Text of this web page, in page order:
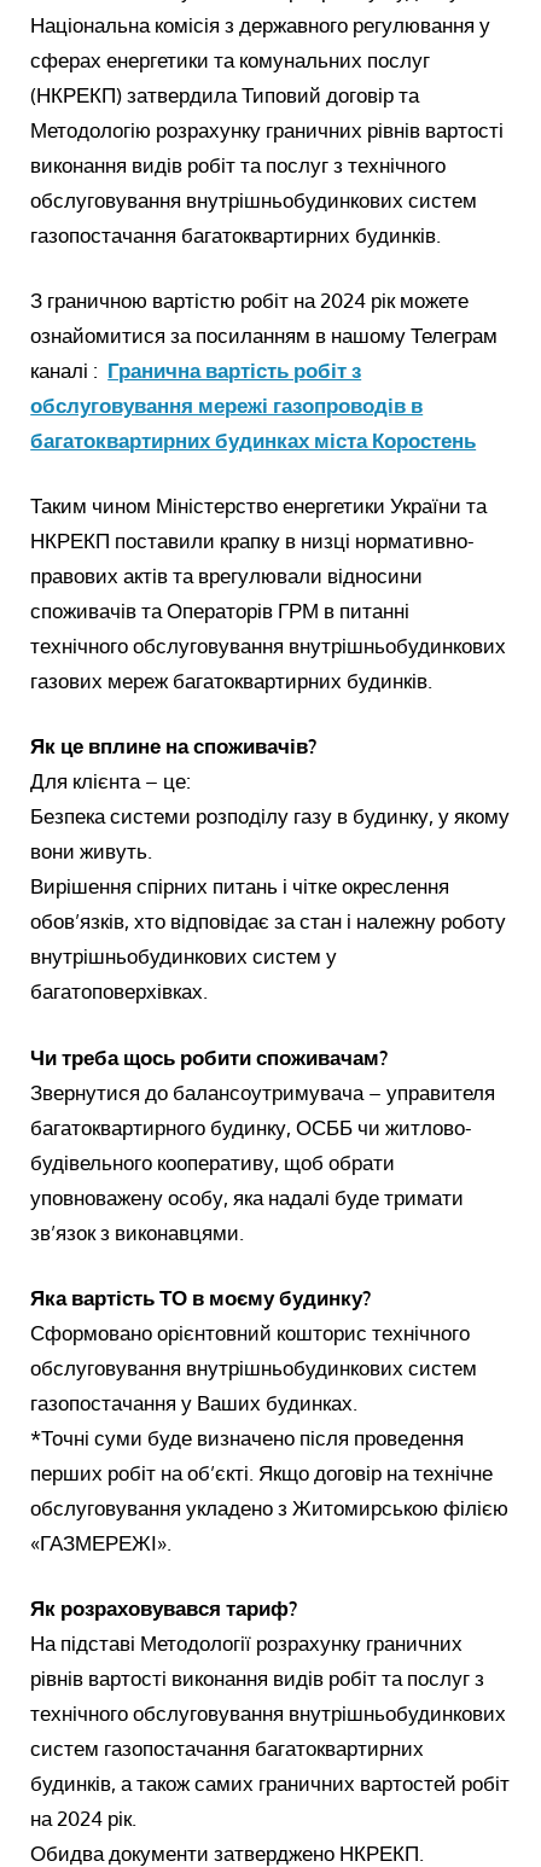
Національна комісія з державного регулювання у
сферах енергетики та комунальних послуг
(НКРЕКП) затвердила Типовий договір та
Методологію розрахунку граничних рівнів вартості
виконання видів робіт та послуг з технічного
обслуговування внутрішньобудинкових систем
газопостачання багатоквартирних будинків.
З граничною вартістю робіт на 2024 рік можете
ознайомитися за посиланням в нашому Телеграм
каналі : Гранична вартість робіт з
обслуговування мережі газопроводів в
багатоквартирних будинках міста Коростень
Таким чином Міністерство енергетики України та
НКРЕКП поставили крапку в низці нормативно-
правових актів та врегулювали відносини
споживачів та Операторів ГРМ в питанні
технічного обслуговування внутрішньобудинкових
газових мереж багатоквартирних будинків.
Як це вплине на споживачів?
Для клієнта – це:
Безпека системи розподілу газу в будинку, у якому
вони живуть.
Вирішення спірних питань і чітке окреслення
обов’язків, хто відповідає за стан і належну роботу
внутрішньобудинкових систем у
багатоповерхівках.
Чи треба щось робити споживачам?
Звернутися до балансоутримувача – управителя
багатоквартирного будинку, ОСББ чи житлово-
будівельного кооперативу, щоб обрати
уповноважену особу, яка надалі буде тримати
зв’язок з виконавцями.
Яка вартість ТО в моєму будинку?
Сформовано орієнтовний кошторис технічного
обслуговування внутрішньобудинкових систем
газопостачання у Ваших будинках.
*Точні суми буде визначено після проведення
перших робіт на об’єкті. Якщо договір на технічне
обслуговування укладено з Житомирською філією
«ГАЗМЕРЕЖІ».
Як розраховувався тариф?
На підставі Методології розрахунку граничних
рівнів вартості виконання видів робіт та послуг з
технічного обслуговування внутрішньобудинкових
систем газопостачання багатоквартирних
будинків, а також самих граничних вартостей робіт
на 2024 рік.
Обидва документи затверджено НКРЕКП.